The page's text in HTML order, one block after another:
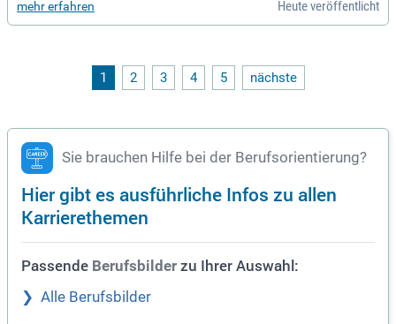
mehr erfahren Heute veröffentlicht
1 2 3 4 5 nächste
Sie brauchen Hilfe bei der Berufsorientierung?
Hier gibt es ausführliche Infos zu allen
Karrierethemen
Passende Berufsbilder zu Ihrer Auswahl:
Alle Berufsbilder